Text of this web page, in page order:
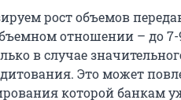
рост объемов
отношении – до
в случае
Это может
которой банкам